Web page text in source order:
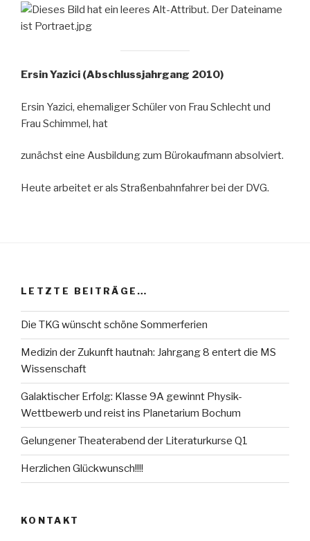
Ersin Yazici (Abschlussjahrgang 2010)
Ersin Yazici, ehemaliger Schüler von Frau Schlecht und
Frau Schimmel, hat
zunächst eine Ausbildung zum Bürokaufmann absolviert.
Heute arbeitet er als Straßenbahnfahrer bei der DVG.
LETZTE BEITRÄGE…
Die TKG wünscht schöne Sommerferien
Medizin der Zukunft hautnah: Jahrgang 8 entert die MS
Wissenschaft
Galaktischer Erfolg: Klasse 9A gewinnt Physik-
Wettbewerb und reist ins Planetarium Bochum
Gelungener Theaterabend der Literaturkurse Q1
Herzlichen Glückwunsch!!!!
KONTAKT